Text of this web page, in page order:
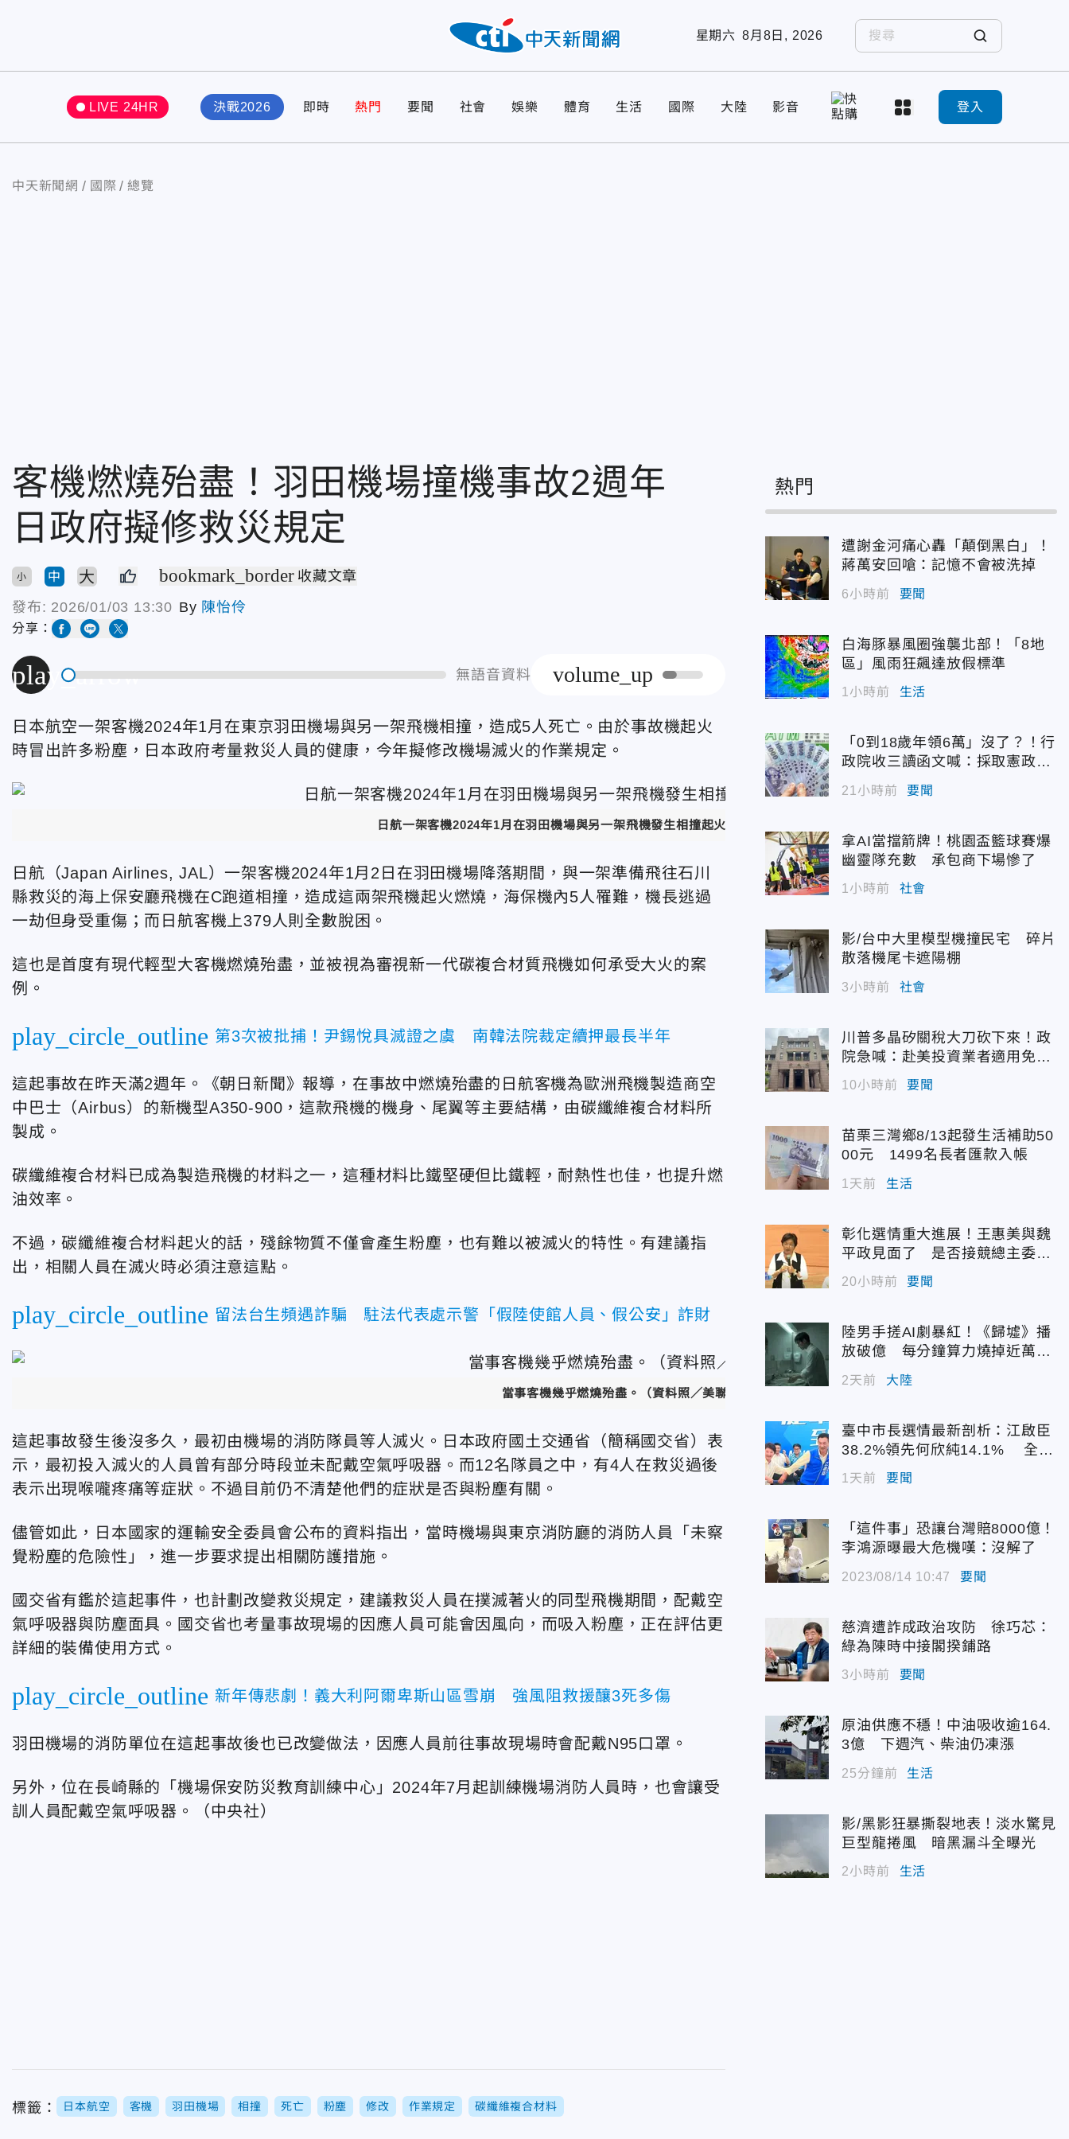
星期六 8月8日, 2026
LIVE 24HR 決戰2026 即時 熱門 要聞 社會 娛樂 體育 生活 國際 大陸 影音 登入
中天新聞網 國際 總覽
客機燃燒殆盡！羽田機場撞機事故2週年
日政府擬修救災規定
小 中 大 bookmark_border 收藏文章
發布: 2026/01/03 13:30 By 陳怡伶
分享：
play_arrow 無語音資料 volume_up
日本航空一架客機2024年1月在東京羽田機場與另一架飛機相撞，造成5人死亡。由於事故機起火
時冒出許多粉塵，日本政府考量救災人員的健康，今年擬修改機場滅火的作業規定。
日航一架客機2024年1月在羽田機場與另一架飛機發生相撞起火燃燒。（資料照／美聯社）
日航（Japan Airlines, JAL）一架客機2024年1月2日在羽田機場降落期間，與一架準備飛往石川
縣救災的海上保安廳飛機在C跑道相撞，造成這兩架飛機起火燃燒，海保機內5人罹難，機長逃過
一劫但身受重傷；而日航客機上379人則全數脫困。
這也是首度有現代輕型大客機燃燒殆盡，並被視為審視新一代碳複合材質飛機如何承受大火的案
例。
play_circle_outline 第3次被批捕！尹錫悅具滅證之虞 南韓法院裁定續押最長半年
這起事故在昨天滿2週年。《朝日新聞》報導，在事故中燃燒殆盡的日航客機為歐洲飛機製造商空
中巴士（Airbus）的新機型A350-900，這款飛機的機身、尾翼等主要結構，由碳纖維複合材料所
製成。
碳纖維複合材料已成為製造飛機的材料之一，這種材料比鐵堅硬但比鐵輕，耐熱性也佳，也提升燃
油效率。
不過，碳纖維複合材料起火的話，殘餘物質不僅會產生粉塵，也有難以被滅火的特性。有建議指
出，相關人員在滅火時必須注意這點。
play_circle_outline 留法台生頻遇詐騙 駐法代表處示警「假陸使館人員、假公安」詐財
當事客機幾乎燃燒殆盡。（資料照／美聯社）
這起事故發生後沒多久，最初由機場的消防隊員等人滅火。日本政府國土交通省（簡稱國交省）表
示，最初投入滅火的人員曾有部分時段並未配戴空氣呼吸器。而12名隊員之中，有4人在救災過後
表示出現喉嚨疼痛等症狀。不過目前仍不清楚他們的症狀是否與粉塵有關。
儘管如此，日本國家的運輸安全委員會公布的資料指出，當時機場與東京消防廳的消防人員「未察
覺粉塵的危險性」，進一步要求提出相關防護措施。
國交省有鑑於這起事件，也計劃改變救災規定，建議救災人員在撲滅著火的同型飛機期間，配戴空
氣呼吸器與防塵面具。國交省也考量事故現場的因應人員可能會因風向，而吸入粉塵，正在評估更
詳細的裝備使用方式。
play_circle_outline 新年傳悲劇！義大利阿爾卑斯山區雪崩 強風阻救援釀3死多傷
羽田機場的消防單位在這起事故後也已改變做法，因應人員前往事故現場時會配戴N95口罩。
另外，位在長崎縣的「機場保安防災教育訓練中心」2024年7月起訓練機場消防人員時，也會讓受
訓人員配戴空氣呼吸器。（中央社）
標籤： 日本航空 客機 羽田機場 相撞 死亡 粉塵 修改 作業規定 碳纖維複合材料
熱門
遭謝金河痛心轟「顛倒黑白」！
蔣萬安回嗆：記憶不會被洗掉
6小時前 要聞
白海豚暴風圈強襲北部！「8地
區」風雨狂飆達放假標準
1小時前 生活
「0到18歲年領6萬」沒了？！行
政院收三讀函文喊：採取憲政作
21小時前 要聞
拿AI當擋箭牌！桃園盃籃球賽爆
幽靈隊充數 承包商下場慘了
1小時前 社會
影/台中大里模型機撞民宅 碎片
散落機尾卡遮陽棚
3小時前 社會
川普多晶矽關稅大刀砍下來！政
院急喊：赴美投資業者適用免稅
配額
10小時前 要聞
苗栗三灣鄉8/13起發生活補助50
00元 1499名長者匯款入帳
1天前 生活
彰化選情重大進展！王惠美與魏
平政見面了 是否接競總主委態
度曝光
20小時前 要聞
陸男手搓AI劇暴紅！《歸墟》播
放破億 每分鐘算力燒掉近萬台
2天前 大陸
臺中市長選情最新剖析：江啟臣
38.2%領先何欣純14.1% 全世
代支持度全面居首
1天前 要聞
「這件事」恐讓台灣賠8000億！
李鴻源曝最大危機嘆：沒解了
2023/08/14 10:47 要聞
慈濟遭詐成政治攻防 徐巧芯：
綠為陳時中接閣揆鋪路
3小時前 要聞
原油供應不穩！中油吸收逾164.
3億 下週汽、柴油仍凍漲
25分鐘前 生活
影/黑影狂暴撕裂地表！淡水驚見
巨型龍捲風 暗黑漏斗全曝光
2小時前 生活